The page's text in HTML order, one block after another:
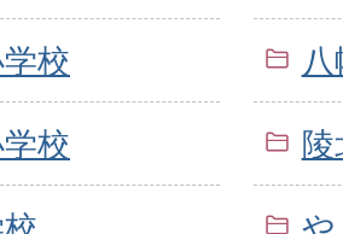
校
校